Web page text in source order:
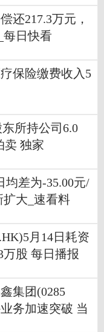
还217.3万元，
每日快看
保险缴费收入5
所持公司6.0
卖 独家
均差为-35.00元/
大_速看料
月14日耗资
万股 每日播报
集团(0285
务加速突破 当